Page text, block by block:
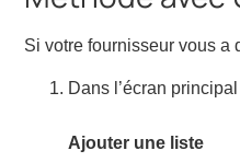
Si votre fournisseur vous a
Dans l’écran
Ajouter une liste